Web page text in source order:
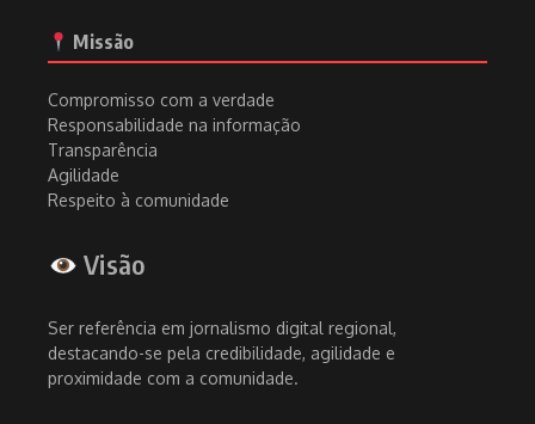
Missão
Compromisso com a verdade
Responsabilidade na informação
Transparência
Agilidade
Respeito à comunidade
Visão
Ser referência em jornalismo digital regional,
destacando-se pela credibilidade, agilidade e
proximidade com a comunidade.